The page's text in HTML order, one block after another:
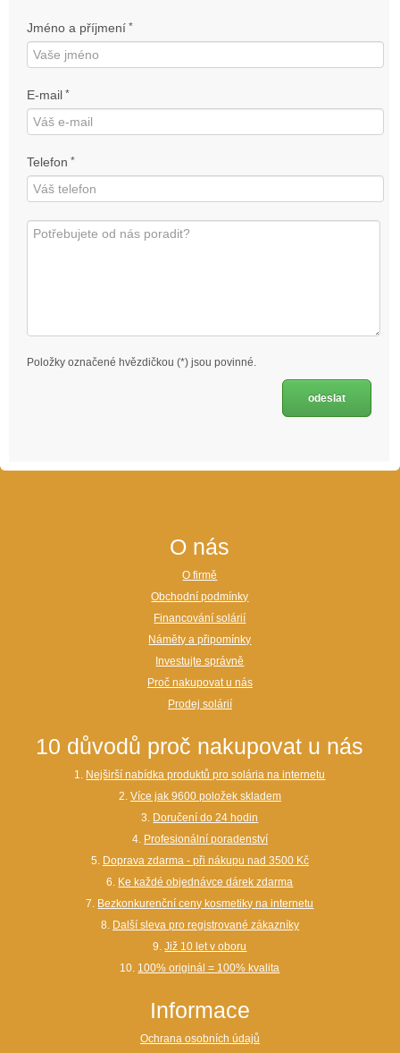
Jméno a příjmení *
E-mail *
Telefon *
Položky označené hvězdičkou (*) jsou povinné.
O nás
O firmě
Obchodní podmínky
Financování solárií
Náměty a připomínky
Investujte správně
Proč nakupovat u nás
Prodej solárií
10 důvodů proč nakupovat u nás
1. Nejširší nabídka produktů pro solária na internetu
2. Více jak 9600 položek skladem
3. Doručení do 24 hodin
4. Profesionální poradenství
5. Doprava zdarma - při nákupu nad 3500 Kč
6. Ke každé objednávce dárek zdarma
7. Bezkonkurenční ceny kosmetiky na internetu
8. Další sleva pro registrované zákazníky
9.Již 10 let v oboru
10. 100% originál = 100% kvalita
Informace
Ochrana osobních údajů